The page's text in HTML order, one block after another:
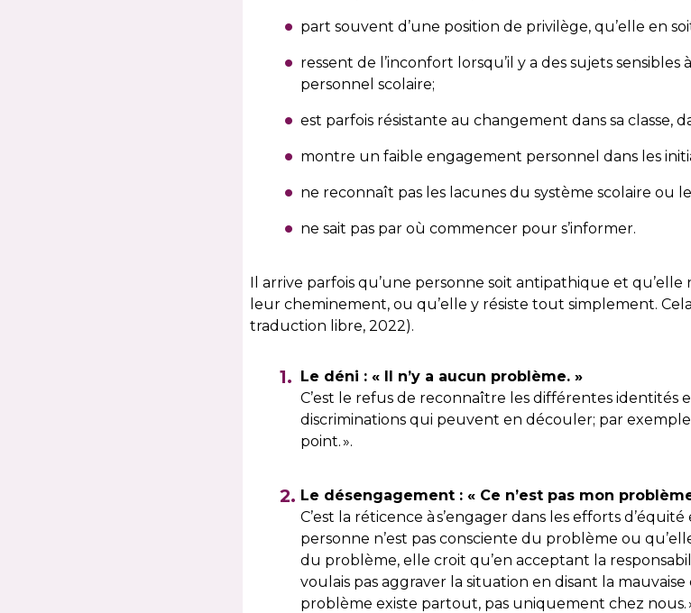
part souvent d’une position de privilège, qu’elle en
ressent de l’inconfort lorsqu’il y a des sujets
personnel scolaire;
est parfois résistante au changement dans sa classe,
montre un faible engagement personnel dans les
ne reconnaît pas les lacunes du système scolaire ou
ne sait pas par où commencer pour s’informer.
Il arrive parfois qu’une personne soit antipathique et
leur cheminement, ou qu’elle y résiste tout simplement.
traduction libre, 2022).
Le déni : « Il n’y a aucun problème. »
C’est le refus de reconnaître les différentes identités
discriminations qui peuvent en découler; par exemple
point. ».
Le désengagement : « Ce n’est pas mon
C’est la réticence à s’engager dans les efforts
personne n’est pas consciente du problème ou
du problème, elle croit qu’en acceptant la
voulais pas aggraver la situation en disant la mauvaise
problème existe partout, pas uniquement chez nous.